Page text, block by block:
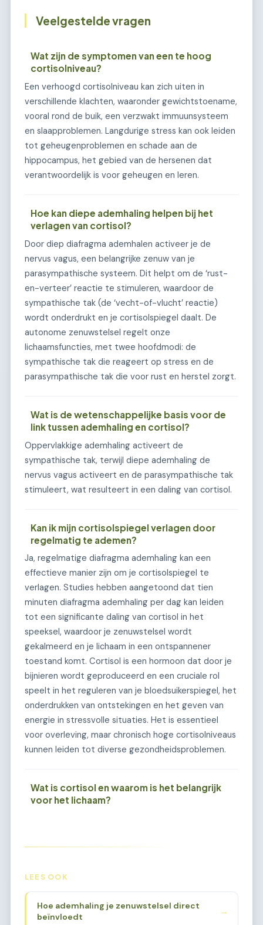
Veelgestelde vragen
Wat zijn de symptomen van een te hoog
cortisolniveau?
Een verhoogd cortisolniveau kan zich uiten in
verschillende klachten, waaronder gewichtstoename,
vooral rond de buik, een verzwakt immuunsysteem
en slaapproblemen. Langdurige stress kan ook leiden
tot geheugenproblemen en schade aan de
hippocampus, het gebied van de hersenen dat
verantwoordelijk is voor geheugen en leren.
Hoe kan diepe ademhaling helpen bij het
verlagen van cortisol?
Door diep diafragma ademhalen activeer je de
nervus vagus, een belangrijke zenuw van je
parasympathische systeem. Dit helpt om de ‘rust-
en-verteer’ reactie te stimuleren, waardoor de
sympathische tak (de ‘vecht-of-vlucht’ reactie)
wordt onderdrukt en je cortisolspiegel daalt. De
autonome zenuwstelsel regelt onze
lichaamsfuncties, met twee hoofdmodi: de
sympathische tak die reageert op stress en de
parasympathische tak die voor rust en herstel zorgt.
Wat is de wetenschappelijke basis voor de
link tussen ademhaling en cortisol?
Oppervlakkige ademhaling activeert de
sympathische tak, terwijl diepe ademhaling de
nervus vagus activeert en de parasympathische tak
stimuleert, wat resulteert in een daling van cortisol.
Kan ik mijn cortisolspiegel verlagen door
regelmatig te ademen?
Ja, regelmatige diafragma ademhaling kan een
effectieve manier zijn om je cortisolspiegel te
verlagen. Studies hebben aangetoond dat tien
minuten diafragma ademhaling per dag kan leiden
tot een significante daling van cortisol in het
speeksel, waardoor je zenuwstelsel wordt
gekalmeerd en je lichaam in een ontspannener
toestand komt. Cortisol is een hormoon dat door je
bijnieren wordt geproduceerd en een cruciale rol
speelt in het reguleren van je bloedsuikerspiegel, het
onderdrukken van ontstekingen en het geven van
energie in stressvolle situaties. Het is essentieel
voor overleving, maar chronisch hoge cortisolniveaus
kunnen leiden tot diverse gezondheidsproblemen.
Wat is cortisol en waarom is het belangrijk
voor het lichaam?
LEES OOK
Hoe ademhaling je zenuwstelsel direct
beïnvloedt
→